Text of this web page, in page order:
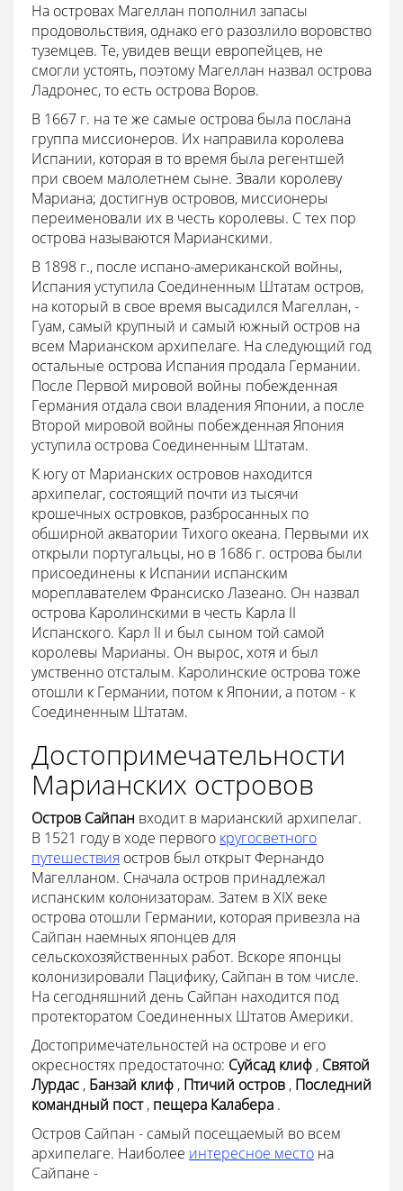
На островах Магеллан пополнил запасы
продовольствия, однако его разозлило воровство
туземцев. Те, увидев вещи европейцев, не
смогли устоять, поэтому Магеллан назвал острова
Ладронес, то есть острова Воров.
В 1667 г. на те же самые острова была послана
группа миссионеров. Их направила королева
Испании, которая в то время была регентшей
при своем малолетнем сыне. Звали королеву
Мариана; достигнув островов, миссионеры
переименовали их в честь королевы. С тех пор
острова называются Марианскими.
В 1898 г., после испано-американской войны,
Испания уступила Соединенным Штатам остров,
на который в свое время высадился Магеллан, -
Гуам, самый крупный и самый южный остров на
всем Марианском архипелаге. На следующий год
остальные острова Испания продала Германии.
После Первой мировой войны побежденная
Германия отдала свои владения Японии, а после
Второй мировой войны побежденная Япония
уступила острова Соединенным Штатам.
К югу от Марианских островов находится
архипелаг, состоящий почти из тысячи
крошечных островков, разбросанных по
обширной акватории Тихого океана. Первыми их
открыли португальцы, но в 1686 г. острова были
присоединены к Испании испанским
мореплавателем Франсиско Лазеано. Он назвал
острова Каролинскими в честь Карла II
Испанского. Карл II и был сыном той самой
королевы Марианы. Он вырос, хотя и был
умственно отсталым. Каролинские острова тоже
отошли к Германии, потом к Японии, а потом - к
Соединенным Штатам.
Достопримечательности
Марианских островов
Остров Сайпан входит в марианский архипелаг.
В 1521 году в ходе первого кругосветного
путешествия остров был открыт Фернандо
Магелланом. Сначала остров принадлежал
испанским колонизаторам. Затем в XIX веке
острова отошли Германии, которая привезла на
Сайпан наемных японцев для
сельскохозяйственных работ. Вскоре японцы
колонизировали Пацифику, Сайпан в том числе.
На сегодняшний день Сайпан находится под
протекторатом Соединенных Штатов Америки.
Достопримечательностей на острове и его
окресностях предостаточно: Суйсад клиф , Святой
Лурдас , Банзай клиф , Птичий остров , Последний
командный пост, пещера Калабера .
Остров Сайпан - самый посещаемый во всем
архипелаге. Наиболее интересное место на
Сайпане -